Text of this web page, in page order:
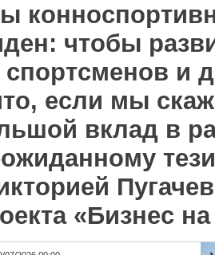
чтобы
спортсменов и
если мы
вклад в
«Бизнес